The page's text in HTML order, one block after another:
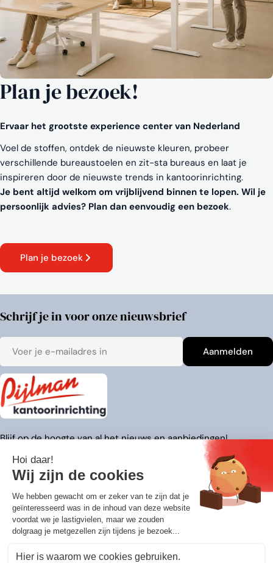
Plan je bezoek!
Ervaar het grootste experience center van Nederland
Voel de stoffen, ontdek de nieuwste kleuren, probeer
verschillende bureaustoelen en zit-sta bureaus en laat je
inspireren door de nieuwste trends in kantoorinrichting.
Je bent altijd welkom om vrijblijvend binnen te lopen. Wil je
persoonlijk advies? Plan dan eenvoudig een bezoek.
Plan je bezoek
Blijf op de hoogte van al het nieuws en aanbiedingen!
Adresgegevens
Over ons
Klantenservice
Schrijf je in voor onze nieuwsbrief
mail
Aanmelden